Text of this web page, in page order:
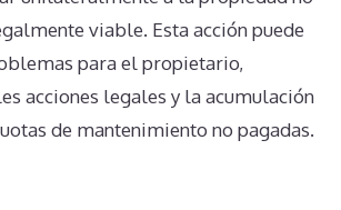
viable. Esta acción puede
para el propietario,
acciones legales y la acumulación
de mantenimiento no pagadas.